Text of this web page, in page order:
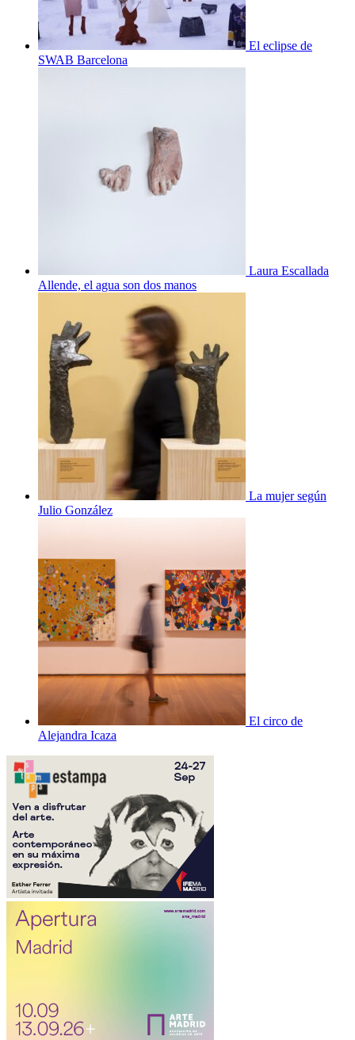
El eclipse de
SWAB Barcelona
Laura Escallada
Allende, el agua son dos manos
La mujer según
Julio González
El circo de
Alejandra Icaza